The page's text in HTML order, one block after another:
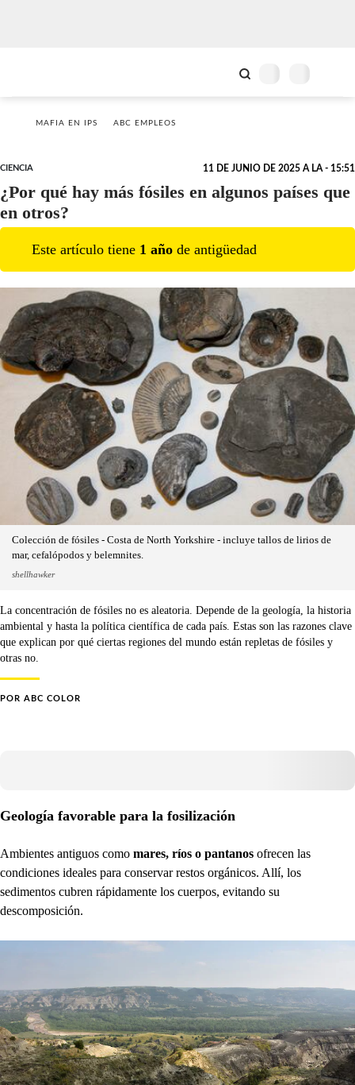
MAFIA EN IPS ABC EMPLEOS
CIENCIA 11 DE JUNIO DE 2025 A LA - 15:51
¿Por qué hay más fósiles en algunos países que
en otros?
Este artículo tiene 1 año de antigüedad
Colección de fósiles - Costa de North Yorkshire - incluye tallos de lirios de
mar, cefalópodos y belemnites.
shellhawker
La concentración de fósiles no es aleatoria. Depende de la geología, la historia
ambiental y hasta la política científica de cada país. Estas son las razones clave
que explican por qué ciertas regiones del mundo están repletas de fósiles y
otras no.
POR ABC COLOR
Geología favorable para la fosilización
Ambientes antiguos como mares, ríos o pantanos ofrecen las
condiciones ideales para conservar restos orgánicos. Allí, los
sedimentos cubren rápidamente los cuerpos, evitando su
descomposición.